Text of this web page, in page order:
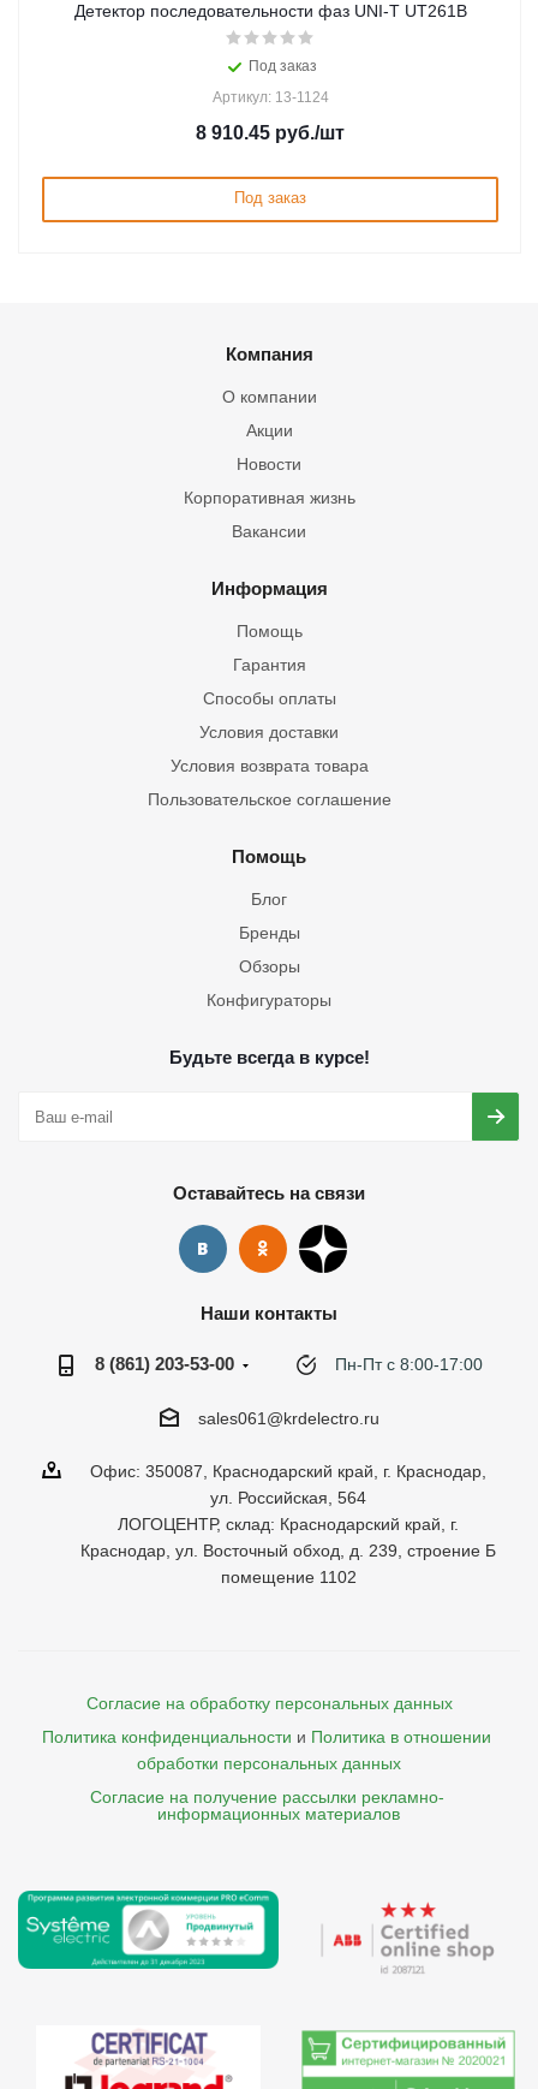
Детектор последовательности фаз UNI-T UT261B
Под заказ
Артикул: 13-1124
8 910.45 руб./шт
Под заказ
Компания
О компании
Акции
Новости
Корпоративная жизнь
Вакансии
Информация
Помощь
Гарантия
Способы оплаты
Условия доставки
Условия возврата товара
Пользовательское соглашение
Помощь
Блог
Бренды
Обзоры
Конфигураторы
Будьте всегда в курсе!
Оставайтесь на связи
Наши контакты
8 (861) 203-53-00 Пн-Пт с 8:00-17:00
sales061@krdelectro.ru
Офис: 350087, Краснодарский край, г. Краснодар,
ул. Российская, 564
ЛОГОЦЕНТР, склад: Краснодарский край, г.
Краснодар, ул. Восточный обход, д. 239, строение Б
помещение 1102
Согласие на обработку персональных данных
Политика конфиденциальности и Политика в отношении
обработки персональных данных
Согласие на получение рассылки рекламно-
    информационных материалов